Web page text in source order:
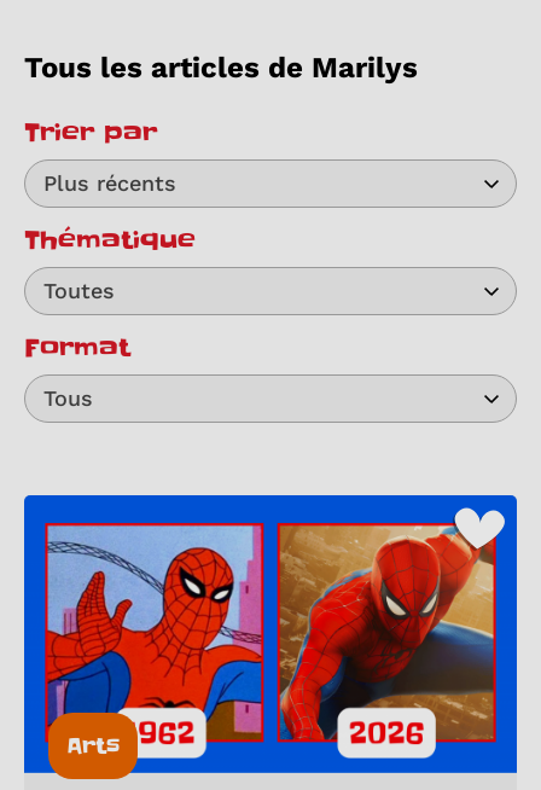
Tous les articles de Marilys
Trier par
Plus récents
Thématique
Toutes
Format
Tous
Arts